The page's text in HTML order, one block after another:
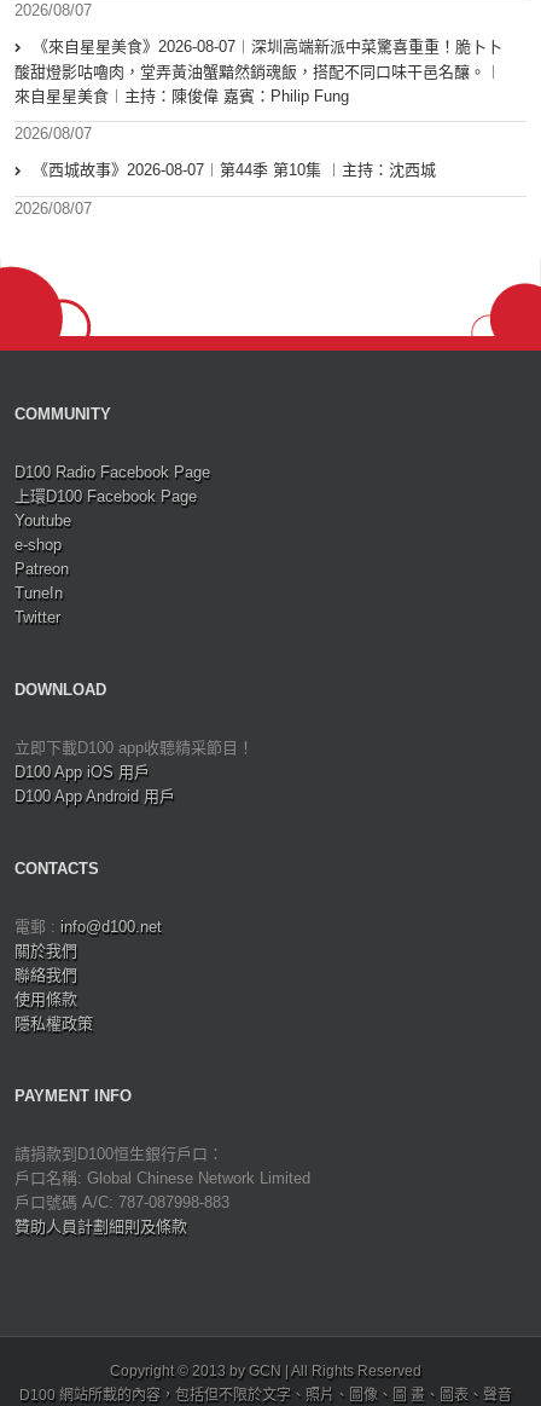
2026/08/07
《來自星星美食》2026-08-07︱深圳高端新派中菜驚喜重重！脆卜卜
酸甜燈影咕嚕肉，堂弄黃油蟹黯然銷魂飯，搭配不同口味干邑名釀。︱
來自星星美食︱主持：陳俊偉 嘉賓：Philip Fung
2026/08/07
《西城故事》2026-08-07︱第44季 第10集 ︱主持：沈西城
2026/08/07
COMMUNITY
D100 Radio Facebook Page
上環D100 Facebook Page
Youtube
e-shop
Patreon
TuneIn
Twitter
DOWNLOAD
立即下載D100 app收聽精采節目！
D100 App iOS 用戶
D100 App Android 用戶
CONTACTS
電郵 : info@d100.net
關於我們
聯絡我們
使用條款
隱私權政策
PAYMENT INFO
請捐款到D100恒生銀行戶口：
戶口名稱: Global Chinese Network Limited
戶口號碼 A/C: 787-087998-883
贊助人員計劃細則及條款
Copyright © 2013 by GCN | All Rights Reserved
D100 網站所載的內容，包括但不限於文字、照片、圖像、圖 畫、圖表、聲音